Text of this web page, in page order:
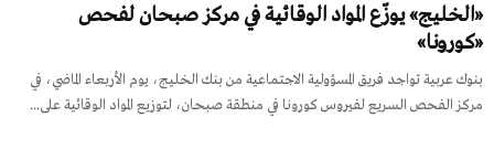
«الخليج» يوزّع المواد الوقائية في مركز صبحان لفحص
«كورونا»
بنوك عربية تواجد فريق المسؤولية الاجتماعية من بنك الخليج، يوم الأربعاء الماضي، في
مركز الفحص السريع لفيروس كورونا في منطقة صبحان، لتوزيع المواد الوقائية على...